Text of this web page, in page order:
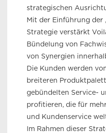
strategischen
Mit der Einführung der
Strategie verstärkt
Bündelung von
von Synergien
Die Kunden werden
breiteren
gebündelten Service-
profitieren, die für
und Kundenservice
Im Rahmen dieser